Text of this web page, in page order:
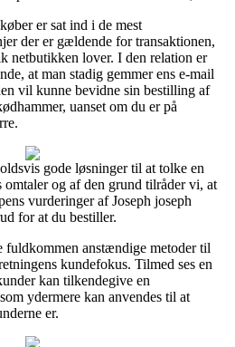
er sat ind i de mest
der er gældende for transaktionen,
netbutikken lover. I den relation er
at man stadig gemmer ens e-mail
vil kunne bevidne sin bestilling af
uanset om du er på
gode løsninger til at tolke en
og af den grund tilråder vi, at
vurderinger af Joseph joseph
for at du bestiller.
fuldkommen anstændige metoder til
kundefokus. Tilmed ses en
kan tilkendegive en
ydermere kan anvendes til at
er.